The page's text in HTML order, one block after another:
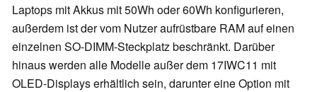
Laptops mit Akkus mit 50Wh oder 60Wh konfigurieren,
außerdem ist der vom Nutzer aufrüstbare RAM auf einen
einzelnen SO-DIMM-Steckplatz beschränkt. Darüber
hinaus werden alle Modelle außer dem 17IWC11 mit
OLED-Displays erhältlich sein, darunter eine Option mit